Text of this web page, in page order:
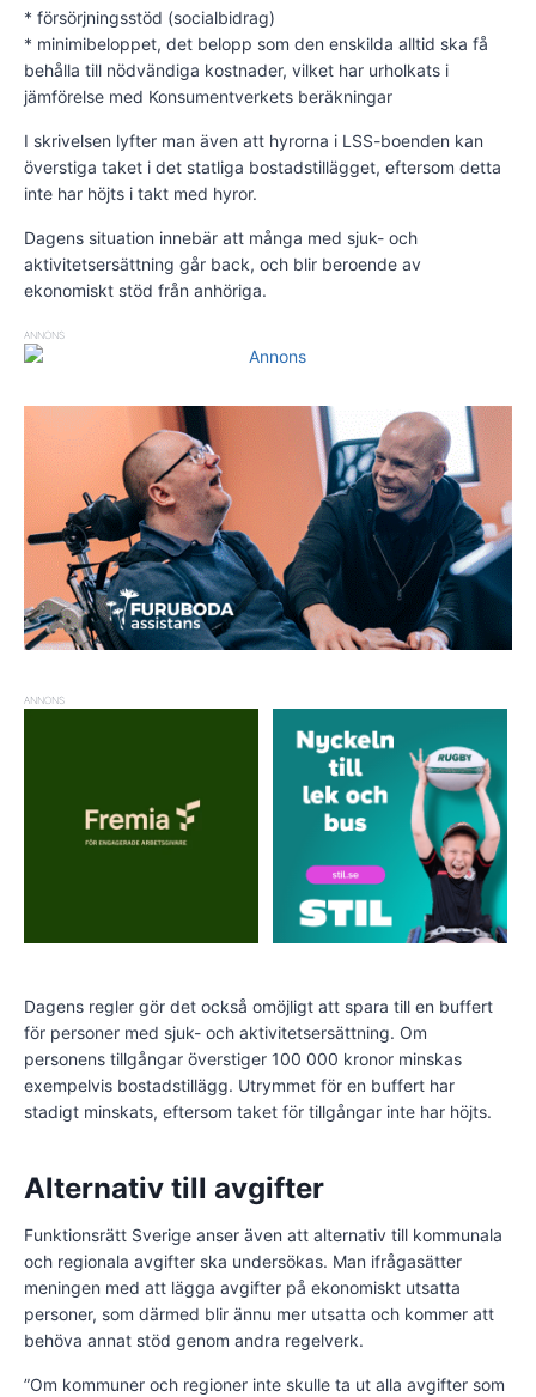
* försörjningsstöd (socialbidrag)
* minimibeloppet, det belopp som den enskilda alltid ska få
behålla till nödvändiga kostnader, vilket har urholkats i
jämförelse med Konsumentverkets beräkningar
I skrivelsen lyfter man även att hyrorna i LSS-boenden kan
överstiga taket i det statliga bostadstillägget, eftersom detta
inte har höjts i takt med hyror.
Dagens situation innebär att många med sjuk- och
aktivitetsersättning går back, och blir beroende av
ekonomiskt stöd från anhöriga.
ANNONS
ANNONS
Dagens regler gör det också omöjligt att spara till en buffert
för personer med sjuk- och aktivitetsersättning. Om
personens tillgångar överstiger 100 000 kronor minskas
exempelvis bostadstillägg. Utrymmet för en buffert har
stadigt minskats, eftersom taket för tillgångar inte har höjts.
Alternativ till avgifter
Funktionsrätt Sverige anser även att alternativ till kommunala
och regionala avgifter ska undersökas. Man ifrågasätter
meningen med att lägga avgifter på ekonomiskt utsatta
personer, som därmed blir ännu mer utsatta och kommer att
behöva annat stöd genom andra regelverk.
”Om kommuner och regioner inte skulle ta ut alla avgifter som